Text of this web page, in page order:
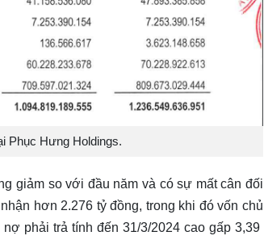
Phục Hưng Holdings.
giảm so với đầu năm và có sự mất cân đối
hơn 2.276 tỷ đồng, trong khi đó vốn chủ
phải trả tính đến 31/3/2024 cao gấp 3,39